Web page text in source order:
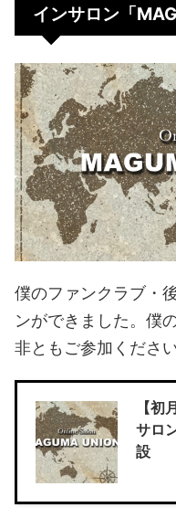
インサロン「
僕のファンクラブ・
ンができました。僕
非ともご参加ください
【
サロ
設